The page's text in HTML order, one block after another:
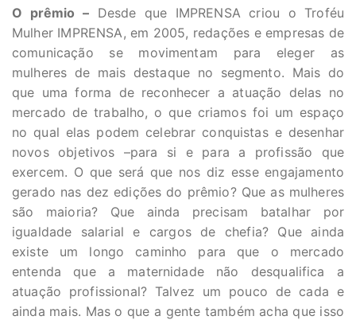
O prêmio – Desde que IMPRENSA criou o Troféu
Mulher IMPRENSA, em 2005, redações e empresas de
comunicação se movimentam para eleger as
mulheres de mais destaque no segmento. Mais do
que uma forma de reconhecer a atuação delas no
mercado de trabalho, o que criamos foi um espaço
no qual elas podem celebrar conquistas e desenhar
novos objetivos –para si e para a profissão que
exercem. O que será que nos diz esse engajamento
gerado nas dez edições do prêmio? Que as mulheres
são maioria? Que ainda precisam batalhar por
igualdade salarial e cargos de chefia? Que ainda
existe um longo caminho para que o mercado
entenda que a maternidade não desqualifica a
atuação profissional? Talvez um pouco de cada e
ainda mais. Mas o que a gente também acha que isso